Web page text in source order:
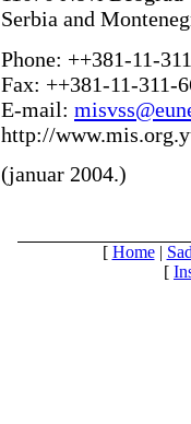
Serbia and
Phone: ++381-11-
Fax: ++381-11-311-
E-mail:
http://
(januar 2004.)
[ Home|
[